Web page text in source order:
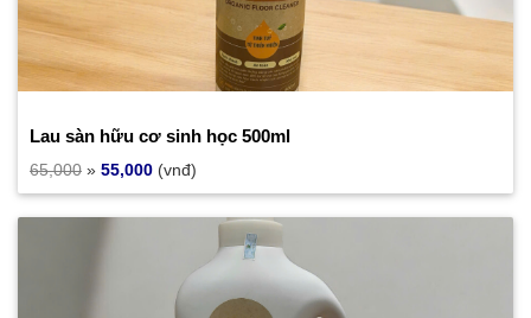
Lau sàn hữu cơ sinh học 500ml
65,000 » 55,000 (vnđ)